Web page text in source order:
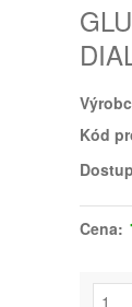
Kód
Cena: